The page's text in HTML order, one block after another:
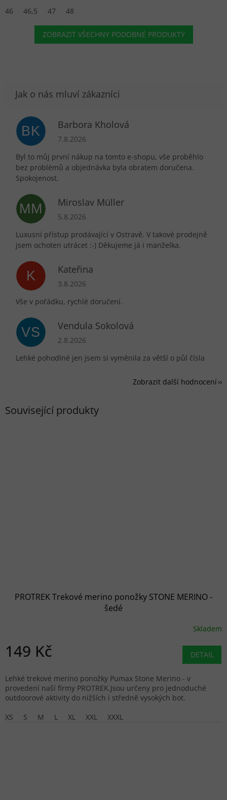
Související produkty
PROTREK Trekové merino ponožky STONE MERINO -
šedé
Skladem
149 Kč DETAIL
Lehké trekové merino ponožky Pumax Stone Merino - v
provedení naší firmy PROTREK.Jsou určeny pro jednoduché
outdoorové aktivity do nižších i středně vysokých bot.
XS
S M L XL XXL XXXL
46
46,5 47 48
ZOBRAZIT VŠECHNY PODOBNÉ PRODUKTY
BK Barbora Kholová
Hodnocení obchodu je 5 z 5 hvězdiček.
7.8.2026
Byl to můj první nákup na tomto e-shopu, vše proběhlo
bez problémů a objednávka byla obratem doručena.
Spokojenost.
MM Miroslav Müller
Hodnocení obchodu je 5 z 5 hvězdiček.
5.8.2026
Luxusní přístup prodávající v Ostravě. V takové prodejně
jsem ochoten utrácet :-) Děkujeme já i manželka.
K Kateřina
Hodnocení obchodu je 5 z 5 hvězdiček.
3.8.2026
Vše v pořádku, rychlé doručení.
VS Vendula Sokolová
Hodnocení obchodu je 5 z 5 hvězdiček.
2.8.2026
Lehké pohodlné jen jsem si vyměnila za větší o půl čísla
Zobrazit další hodnocení